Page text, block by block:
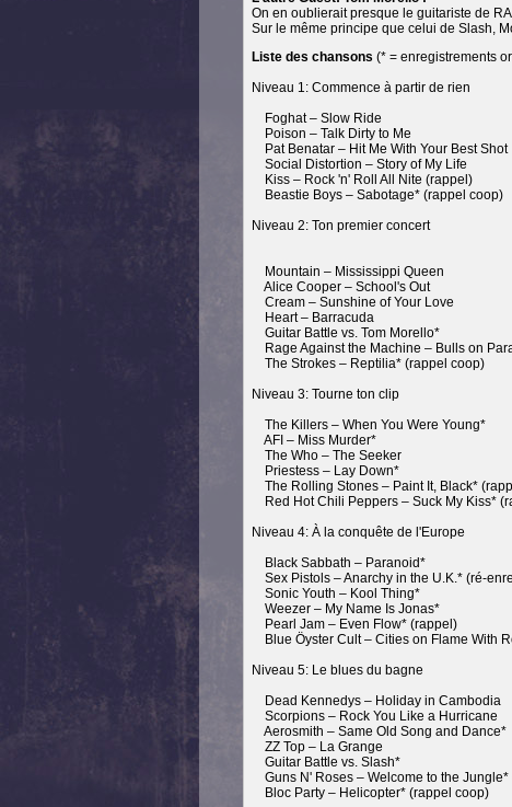
On en oublierait presque le guitariste de
Sur le même principe que celui de Slash,
Liste des chansons (* = enregistrements
Niveau 1: Commence à partir de rien
Foghat – Slow Ride
Poison – Talk Dirty to Me
Pat Benatar – Hit Me With Your Best Shot
Social Distortion – Story of My Life
Kiss – Rock 'n' Roll All Nite (rappel)
Beastie Boys – Sabotage* (rappel coop)
Niveau 2: Ton premier concert
Mountain – Mississippi Queen
Alice Cooper – School's Out
Cream – Sunshine of Your Love
Heart – Barracuda
Guitar Battle vs. Tom Morello*
Rage Against the Machine – Bulls on
The Strokes – Reptilia* (rappel coop)
Niveau 3: Tourne ton clip
The Killers – When You Were Young*
AFI – Miss Murder*
The Who – The Seeker
Priestess – Lay Down*
The Rolling Stones – Paint It, Black*
Red Hot Chili Peppers – Suck My Kiss*
Niveau 4: À la conquête de l'Europe
Black Sabbath – Paranoid*
Sex Pistols – Anarchy in the U.K.* (ré-
Sonic Youth – Kool Thing*
Weezer – My Name Is Jonas*
Pearl Jam – Even Flow* (rappel)
Blue Öyster Cult – Cities on Flame With
Niveau 5: Le blues du bagne
Dead Kennedys – Holiday in Cambodia
Scorpions – Rock You Like a Hurricane
Aerosmith – Same Old Song and Dance*
ZZ Top – La Grange
Guitar Battle vs. Slash*
Guns N' Roses – Welcome to the
Bloc Party – Helicopter* (rappel coop)